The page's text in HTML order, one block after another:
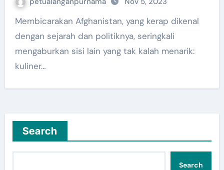
Membicarakan Afghanistan, yang kerap dikenal
dengan sejarah dan politiknya, seringkali
mengaburkan sisi lain yang tak kalah menarik:
kuliner…
Search
Search